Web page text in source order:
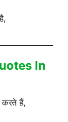
In
करते हैं,